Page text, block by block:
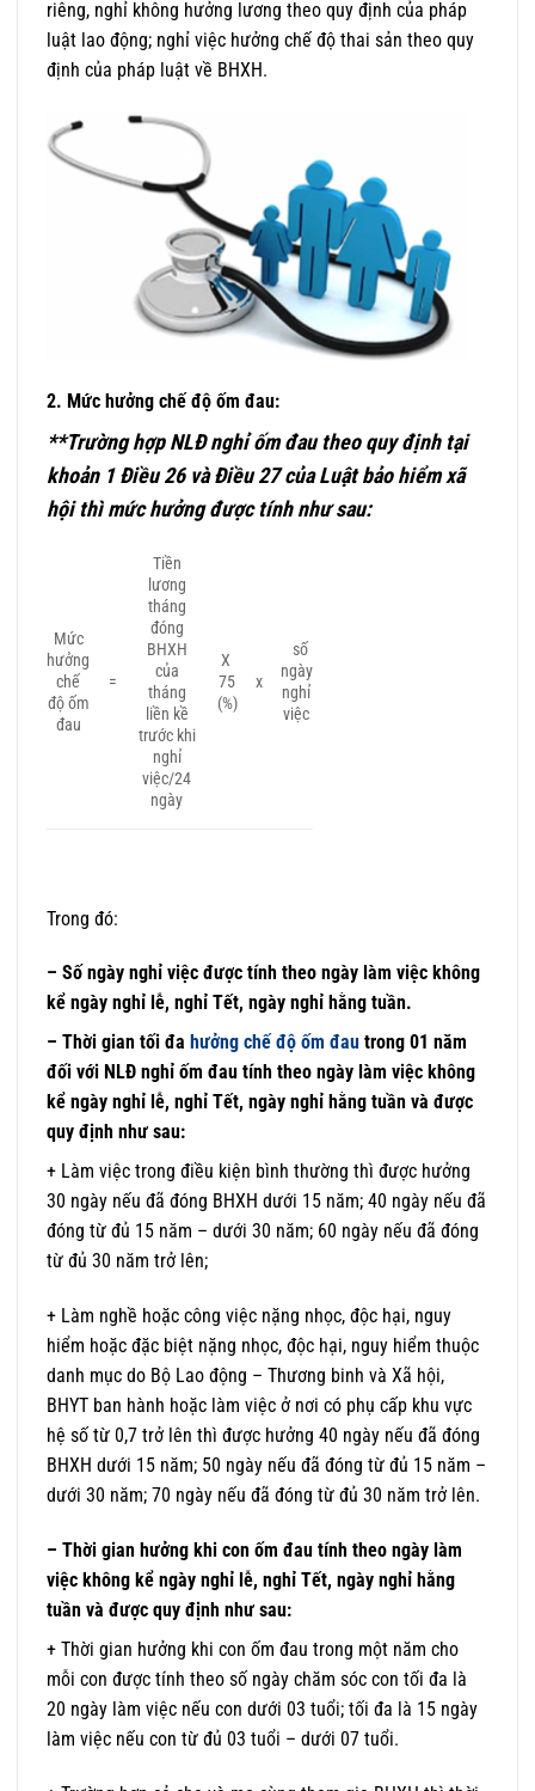
riêng, nghỉ không hưởng lương theo quy định của pháp
luật lao động; nghỉ việc hưởng chế độ thai sản theo quy
định của pháp luật về BHXH.
2. Mức hưởng chế độ ốm đau:
**Trường hợp NLĐ nghỉ ốm đau theo quy định tại
khoản 1 Điều 26 và Điều 27 của Luật bảo hiểm xã
hội thì mức hưởng được tính như sau:
Mức
hưởng
chế
độ ốm
đau
=
Tiền
lương
tháng
đóng
BHXH
của
tháng
liền kề
trước khi
nghỉ
việc/24
ngày
X
75
(%)
x
số
ngày
nghỉ
việc
Trong đó:
– Số ngày nghỉ việc được tính theo ngày làm việc không
kể ngày nghỉ lễ, nghỉ Tết, ngày nghỉ hằng tuần.
– Thời gian tối đa hưởng chế độ ốm đau trong 01 năm
đối với NLĐ nghỉ ốm đau tính theo ngày làm việc không
kể ngày nghỉ lễ, nghỉ Tết, ngày nghỉ hằng tuần và được
quy định như sau:
+ Làm việc trong điều kiện bình thường thì được hưởng
30 ngày nếu đã đóng BHXH dưới 15 năm; 40 ngày nếu đã
đóng từ đủ 15 năm – dưới 30 năm; 60 ngày nếu đã đóng
từ đủ 30 năm trở lên;
+ Làm nghề hoặc công việc nặng nhọc, độc hại, nguy
hiểm hoặc đặc biệt nặng nhọc, độc hại, nguy hiểm thuộc
danh mục do Bộ Lao động – Thương binh và Xã hội,
BHYT ban hành hoặc làm việc ở nơi có phụ cấp khu vực
hệ số từ 0,7 trở lên thì được hưởng 40 ngày nếu đã đóng
BHXH dưới 15 năm; 50 ngày nếu đã đóng từ đủ 15 năm –
dưới 30 năm; 70 ngày nếu đã đóng từ đủ 30 năm trở lên.
– Thời gian hưởng khi con ốm đau tính theo ngày làm
việc không kể ngày nghỉ lễ, nghỉ Tết, ngày nghỉ hằng
tuần và được quy định như sau:
+ Thời gian hưởng khi con ốm đau trong một năm cho
mỗi con được tính theo số ngày chăm sóc con tối đa là
20 ngày làm việc nếu con dưới 03 tuổi; tối đa là 15 ngày
làm việc nếu con từ đủ 03 tuổi – dưới 07 tuổi.